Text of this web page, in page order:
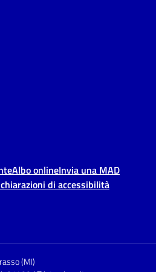
Albo onlineInvia una MAD
di accessibilità
(MI)